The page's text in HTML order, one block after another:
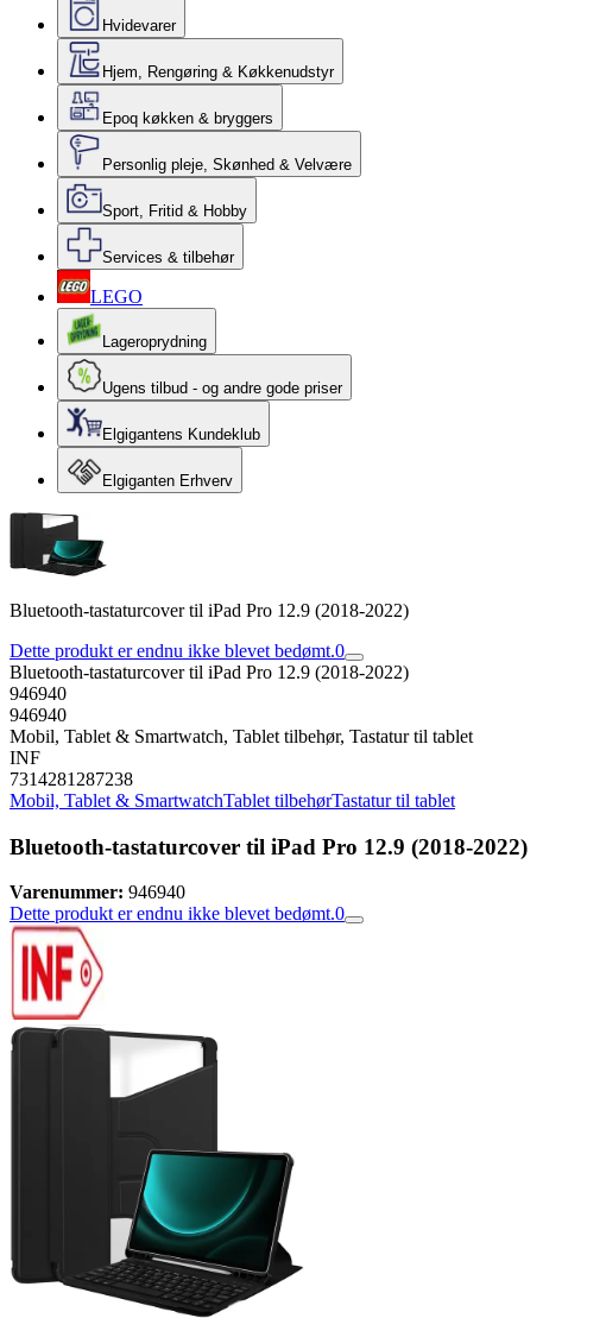
Hvidevarer
Hjem, Rengøring & Køkkenudstyr
Epoq køkken & bryggers
Personlig pleje, Skønhed & Velvære
Sport, Fritid & Hobby
Services & tilbehør
LEGO
Lageroprydning
Ugens tilbud - og andre gode priser
Elgigantens Kundeklub
Elgiganten Erhverv
Bluetooth-tastaturcover til iPad Pro 12.9 (2018-2022)
Dette produkt er endnu ikke blevet bedømt.0
Bluetooth-tastaturcover til iPad Pro 12.9 (2018-2022)
946940
946940
Mobil, Tablet & Smartwatch, Tablet tilbehør, Tastatur til tablet
INF
7314281287238
Mobil, Tablet & SmartwatchTablet tilbehørTastatur til tablet
Bluetooth-tastaturcover til iPad Pro 12.9 (2018-2022)
Varenummer: 946940
Dette produkt er endnu ikke blevet bedømt.0